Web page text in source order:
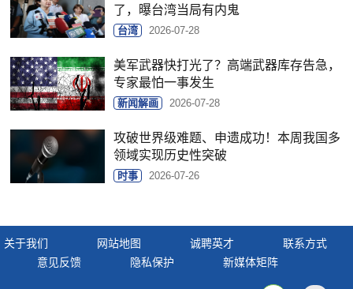
了，曝台湾当局有内鬼
台湾 2026-07-28
美军武器快打光了？高端武器库存告急，
专家最怕一事发生
新闻解画 2026-07-28
攻破世界级难题、申遗成功！本周我国多
领域实现历史性突破
时事 2026-07-26
关于我们 网站地图 诚聘英才
联系方式
意见反馈
隐私保护 新媒体矩阵